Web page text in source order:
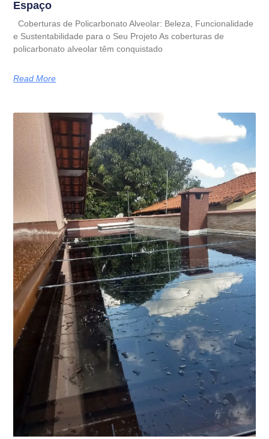
Espaço
Coberturas de Policarbonato Alveolar: Beleza, Funcionalidade
e Sustentabilidade para o Seu Projeto As coberturas de
policarbonato alveolar têm conquistado
Read More